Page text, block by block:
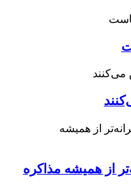
از همیشه مذاکره